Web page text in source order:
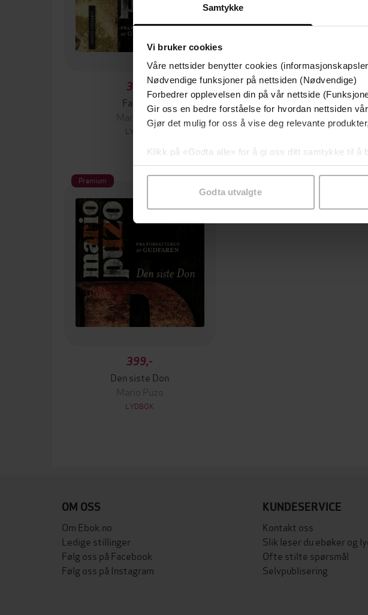
Samtykke
Vi bruker cookies
Våre nettsider benytter cookies
Nødvendige funksjoner på nettsiden (Nødvendige)
Forbedrer opplevelsen din på vår nettside
Gir oss en bedre forståelse for hvordan nettsiden
Gjør det mulig for oss å vise deg relevante
Klikk på «Godta alle» for å gi oss ditt samtykke til
samtykke til spesifikke formål ved å klikke på
Godta utvalgte
399,-
Familien
Mario Puzo
LYDBOK
399,-
Sicilianeren
Mario Puzo
LYDBOK
Premium
399,-
Den siste Don
Mario Puzo
LYDBOK
OM OSS
Om Ebok.no
Ledige stillinger
Følg oss på Facebook
Følg oss på Instagram
KUNDESERVICE
Kontakt oss
Slik leser du ebøker og
Ofte stilte spørsmål
Selvpublisering